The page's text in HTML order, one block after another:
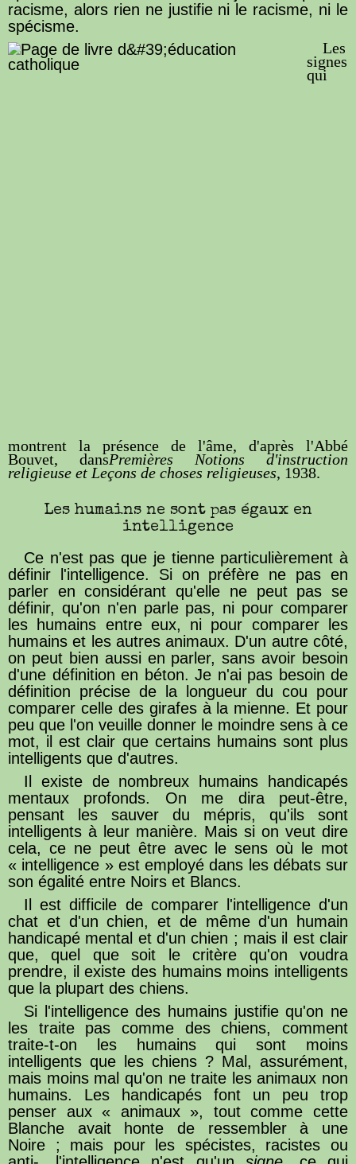
racisme, alors rien ne justifie ni le racisme, ni le
spécisme.
Les
signes
qui
montrent la présence de l'âme, d'après l'Abbé
Bouvet, dansPremières Notions d'instruction
religieuse et Leçons de choses religieuses, 1938.
Les humains ne sont pas égaux en
intelligence
Ce n'est pas que je tienne particulièrement à
définir l'intelligence. Si on préfère ne pas en
parler en considérant qu'elle ne peut pas se
définir, qu'on n'en parle pas, ni pour comparer
les humains entre eux, ni pour comparer les
humains et les autres animaux. D'un autre côté,
on peut bien aussi en parler, sans avoir besoin
d'une définition en béton. Je n'ai pas besoin de
définition précise de la longueur du cou pour
comparer celle des girafes à la mienne. Et pour
peu que l'on veuille donner le moindre sens à ce
mot, il est clair que certains humains sont plus
intelligents que d'autres.
Il existe de nombreux humains handicapés
mentaux profonds. On me dira peut-être,
pensant les sauver du mépris, qu'ils sont
intelligents à leur manière. Mais si on veut dire
cela, ce ne peut être avec le sens où le mot
« intelligence » est employé dans les débats sur
son égalité entre Noirs et Blancs.
Il est difficile de comparer l'intelligence d'un
chat et d'un chien, et de même d'un humain
handicapé mental et d'un chien ; mais il est clair
que, quel que soit le critère qu'on voudra
prendre, il existe des humains moins intelligents
que la plupart des chiens.
Si l'intelligence des humains justifie qu'on ne
les traite pas comme des chiens, comment
traite-t-on les humains qui sont moins
intelligents que les chiens ? Mal, assurément,
mais moins mal qu'on ne traite les animaux non
humains. Les handicapés font un peu trop
penser aux « animaux », tout comme cette
Blanche avait honte de ressembler à une
Noire ; mais pour les spécistes, racistes ou